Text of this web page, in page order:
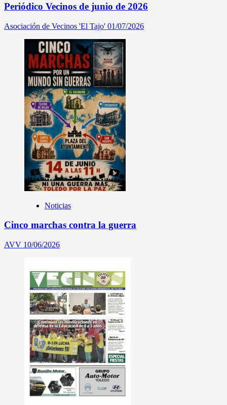
Periódico Vecinos de junio de 2026
Asociación de Vecinos 'El Tajo' 01/07/2026
Noticias
Cinco marchas contra la guerra
AVV 10/06/2026